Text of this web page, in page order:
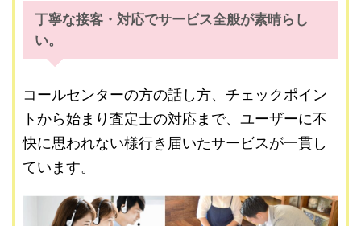
丁寧な接客・対応でサービス全般が素晴らし
い。
コールセンターの方の話し方、チェックポイン
トから始まり査定士の対応まで、ユーザーに不
快に思われない様行き届いたサービスが一貫し
ています。